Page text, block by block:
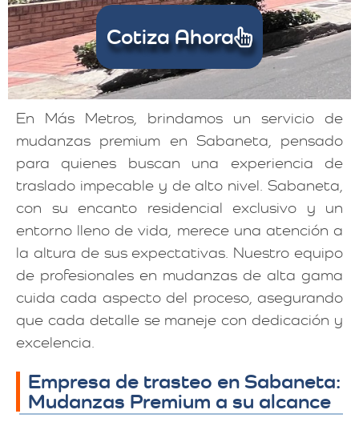
Cotiza Ahora
En Más Metros, brindamos un servicio de
mudanzas premium en Sabaneta, pensado
para quienes buscan una experiencia de
traslado impecable y de alto nivel. Sabaneta,
con su encanto residencial exclusivo y un
entorno lleno de vida, merece una atención a
la altura de sus expectativas. Nuestro equipo
de profesionales en mudanzas de alta gama
cuida cada aspecto del proceso, asegurando
que cada detalle se maneje con dedicación y
excelencia.
Empresa de trasteo en Sabaneta:
Mudanzas Premium a su alcance